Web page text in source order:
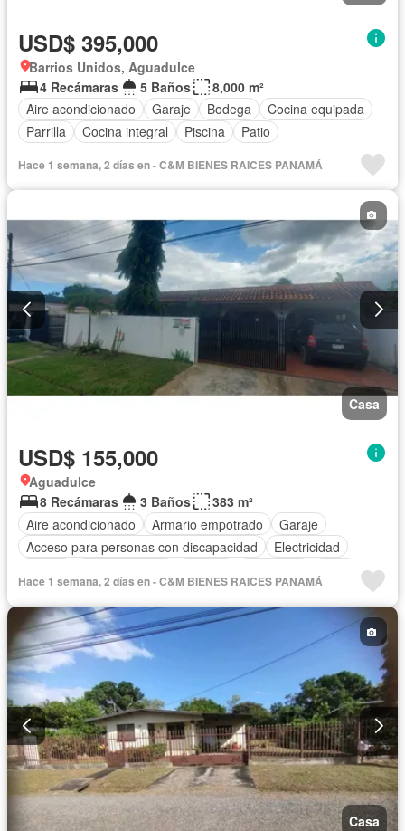
USD$ 395,000
Barrios Unidos, Aguadulce
4 Recámaras
5 Baños
8,000 m²
Aire acondicionado
Garaje Bodega
Cocina equipada
Parrilla
Cocina integral Piscina Patio
Hace 1 semana, 2 días en - C&M BIENES RAICES PANAMÁ
Casa
USD$ 155,000
Aguadulce
8 Recámaras
3 Baños
383 m²
Aire acondicionado
Armario empotrado
Garaje
Acceso para personas con discapacidad
Electricidad
Hace 1 semana, 2 días en - C&M BIENES RAICES PANAMÁ
Casa